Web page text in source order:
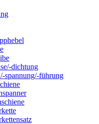
dichtung
spannung/-führung